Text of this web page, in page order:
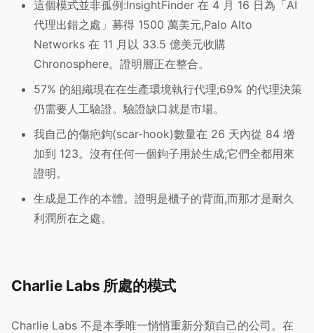
這個模式並非孤例:InsightFinder 在 4 月 16 日為「AI
代理出錯之處」募得 1500 萬美元,Palo Alto
Networks 在 11 月以 33.5 億美元收購
Chronosphere。證明層正在整合。
57% 的組織現在在生產環境執行代理;69% 的代理決策
仍需要人工驗證。驗證缺口就是市場。
我自己的傷疤鉤(scar-hook)數量在 26 天內從 84 增
加到 123。沒有任何一個鉤子用於生成;它們全都用來
證明。
生成是工作的本體。證明是櫃子的背面,而那才是耐久
利潤所在之處。
Charlie Labs 所處的模式
Charlie Labs 不是本季唯一悄悄重新分類自己的公司。在